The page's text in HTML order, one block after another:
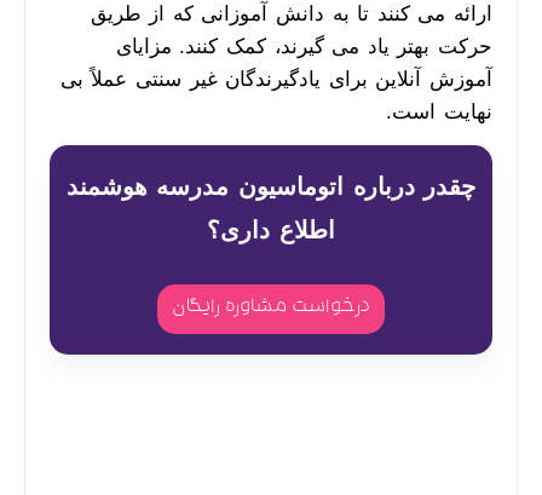
ارائه می­ کنند تا به دانش­ آموزانی که از طریق
حرکت بهتر یاد می ­گیرند، کمک کنند. مزایای
آموزش آنلاین برای یادگیرندگان غیر سنتی عملاً بی
­نهایت است.
چقدر درباره اتوماسیون مدرسه هوشمند
اطلاع داری؟
درخواست مشاوره رایگان